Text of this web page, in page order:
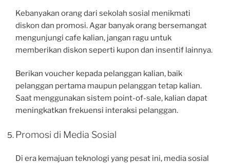
Kebanyakan orang dari sekolah sosial menikmati
diskon dan promosi. Agar banyak orang bersemangat
mengunjungi cafe kalian, jangan ragu untuk
memberikan diskon seperti kupon dan insentif lainnya.
Berikan voucher kepada pelanggan kalian, baik
pelanggan pertama maupun pelanggan tetap kalian.
Saat menggunakan sistem point-of-sale, kalian dapat
meningkatkan frekuensi interaksi pelanggan.
Promosi di Media Sosial
Di era kemajuan teknologi yang pesat ini, media sosial